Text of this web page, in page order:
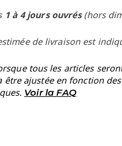
1 à 4 jours ouvrés(hors
de livraison est
tous les articles
être ajustée en fonction des
Voir la FAQ